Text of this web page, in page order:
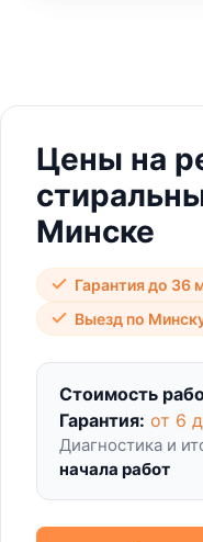
Цены на
Минске
Гарантия до 36
Выезд по
Стоимость
Гарантия: от 6
Диагностика и
начала работ